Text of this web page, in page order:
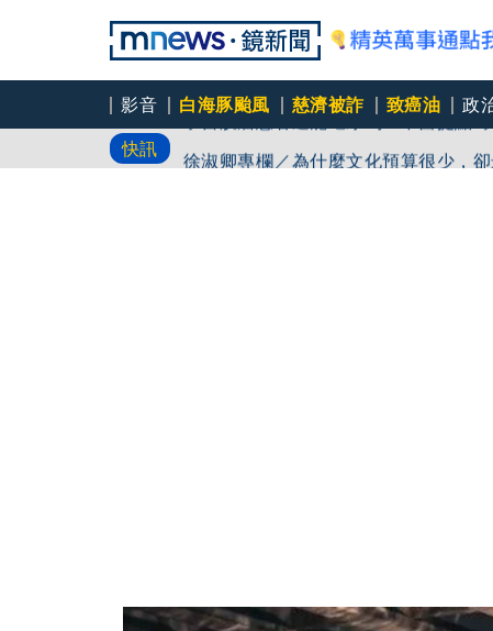
影音 白海豚颱風 慈濟被詐 致癌油 政
快訊
子宮肌瘤患者還能吃冰嗎？中醫提點5
徐淑卿專欄／為什麼文化預算很少，卻